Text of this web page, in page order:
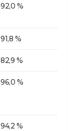
92,0 %
91,8 %
82,9 %
96,0 %
94,2 %